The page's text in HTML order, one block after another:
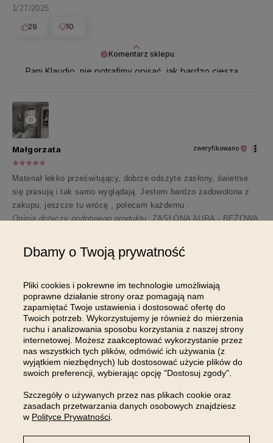
Komentarz sklepu
Pani Klaudio, nie potrafimy opisać, jak bardzo cieszą
1/27/2025
29
10
Komentarz sklepu
Pani Małgorzato, przepięknie dziękujemy za miłe
słowa 💗 Z uśmiechem czekamy na Pani kolejną wizytę!
Małgorzata zweryfikowano
Materiał lekko prześwitujący, dobrze odszyte zasłony, świetnie
się prasują i tak samo wyglądają. Jestem bardzo zadowolona z
zakupu, jeszcze tu wrócę , polecam każdemu .
Opinia dotyczy podobnego produktu: ZASŁONA AURA - BEŻOWA
6/21/2024
Pokaż wszystkie od najnowszych
Dbamy o Twoją prywatność
Pliki cookies i pokrewne im technologie umożliwiają
poprawne działanie strony oraz pomagają nam
zapamiętać Twoje ustawienia i dostosować ofertę do
Twoich potrzeb. Wykorzystujemy je również do mierzenia
ruchu i analizowania sposobu korzystania z naszej strony
internetowej. Możesz zaakceptować wykorzystanie przez
nas wszystkich tych plików, odmówić ich używania (z
wyjątkiem niezbędnych) lub dostosować użycie plików do
swoich preferencji, wybierając opcję "Dostosuj zgody".
Szczegóły o używanych przez nas plikach cookie oraz
zasadach przetwarzania danych osobowych znajdziesz
w Polityce Prywatności